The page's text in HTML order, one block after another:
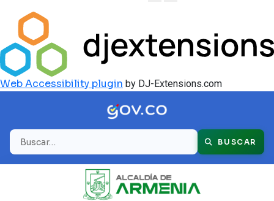
Web Accessibility plugin by DJ-Extensions.com
Buscar BUSCAR